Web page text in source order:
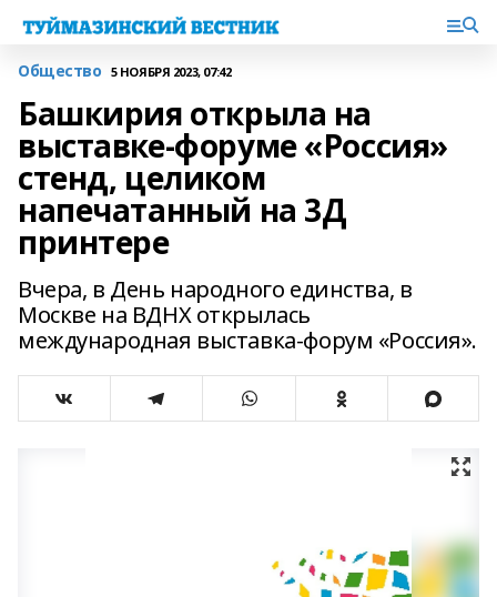
Общество 5 НОЯБРЯ 2023, 07:42
Башкирия открыла на
выставке-форуме «Россия»
стенд, целиком
напечатанный на 3Д
принтере
Вчера, в День народного единства, в
Москве на ВДНХ открылась
международная выставка-форум «Россия».